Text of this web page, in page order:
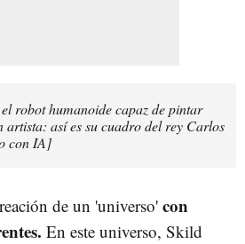
robot humanoide capaz de pintar
artista: así es su cuadro del rey Carlos
con IA]
de un 'universo' con
En este universo, Skild